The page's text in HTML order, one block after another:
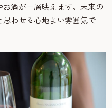
酒が一層映えます。未来の
わせる心地よい雰囲気で